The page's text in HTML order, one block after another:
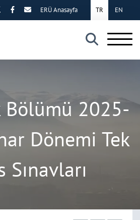
×
TR EN
ERÜ Anasayfa
Bölümü 2025-
Dönemi Tek
Sınavları